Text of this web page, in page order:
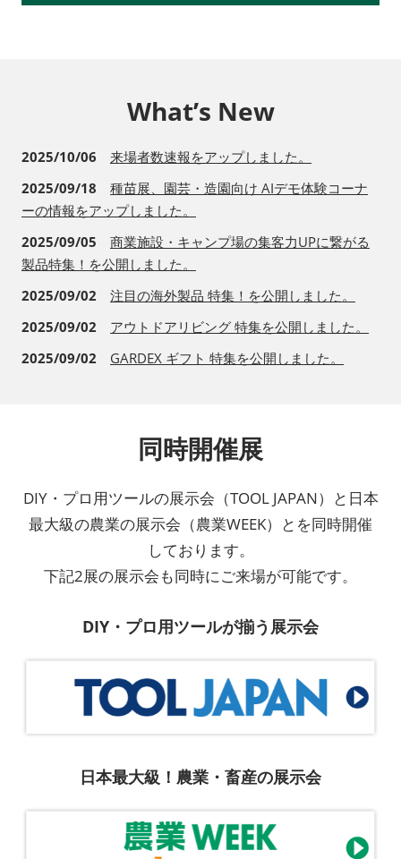
What’s New
2025/10/06 来場者数速報をアップしました。
2025/09/18 種苗展、園芸・造園向け AIデモ体験コーナ
ーの情報をアップしました。
2025/09/05 商業施設・キャンプ場の集客力UPに繋がる
製品特集！を公開しました。
2025/09/02 注目の海外製品 特集！を公開しました。
2025/09/02 アウトドアリビング 特集を公開しました。
2025/09/02 GARDEX ギフト 特集を公開しました。
同時開催展
DIY・プロ用ツールの展示会（TOOL JAPAN）と日本
最大級の農業の展示会（農業WEEK）とを同時開催
しております。
下記2展の展示会も同時にご来場が可能です。
DIY・プロ用ツールが揃う展示会
日本最大級！農業・畜産の展示会